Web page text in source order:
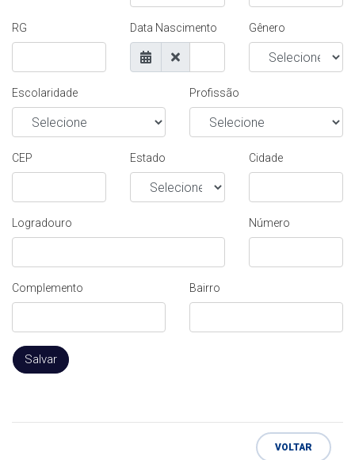
RG Data Nascimento Gênero
Escolaridade Profissão
CEP Estado Cidade
Logradouro Número
Complemento Bairro
Salvar
VOLTAR